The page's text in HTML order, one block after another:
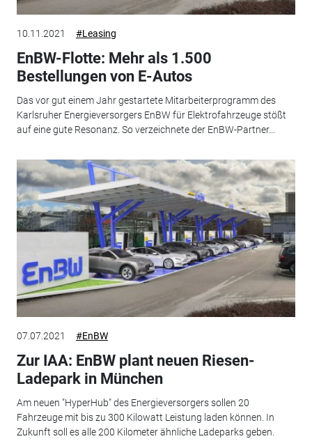
10.11.2021 #Leasing
EnBW-Flotte: Mehr als 1.500
Bestellungen von E-Autos
Das vor gut einem Jahr gestartete Mitarbeiterprogramm des
Karlsruher Energieversorgers EnBW für Elektrofahrzeuge stößt
auf eine gute Resonanz. So verzeichnete der EnBW-Partner...
07.07.2021 #EnBW
Zur IAA: EnBW plant neuen Riesen-
Ladepark in München
Am neuen "HyperHub" des Energieversorgers sollen 20
Fahrzeuge mit bis zu 300 Kilowatt Leistung laden können. In
Zukunft soll es alle 200 Kilometer ähnliche Ladeparks geben.